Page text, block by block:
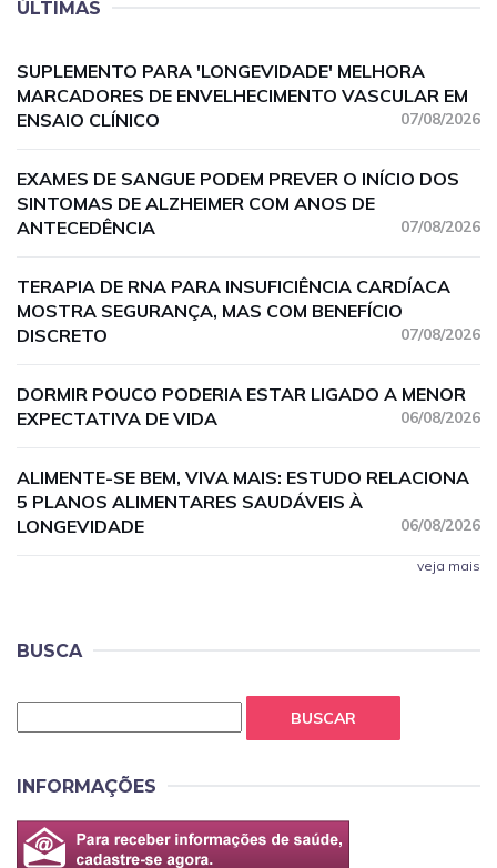
ÚLTIMAS
SUPLEMENTO PARA 'LONGEVIDADE' MELHORA
MARCADORES DE ENVELHECIMENTO VASCULAR EM
ENSAIO CLÍNICO
07/08/2026
EXAMES DE SANGUE PODEM PREVER O INÍCIO DOS
SINTOMAS DE ALZHEIMER COM ANOS DE
ANTECEDÊNCIA
07/08/2026
TERAPIA DE RNA PARA INSUFICIÊNCIA CARDÍACA
MOSTRA SEGURANÇA, MAS COM BENEFÍCIO
DISCRETO
07/08/2026
DORMIR POUCO PODERIA ESTAR LIGADO A MENOR
EXPECTATIVA DE VIDA
06/08/2026
ALIMENTE-SE BEM, VIVA MAIS: ESTUDO RELACIONA
5 PLANOS ALIMENTARES SAUDÁVEIS À
LONGEVIDADE
06/08/2026
veja mais
BUSCA
BUSCAR
INFORMAÇÕES